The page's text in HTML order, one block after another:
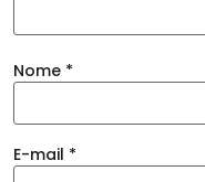
Nome *
E-mail *